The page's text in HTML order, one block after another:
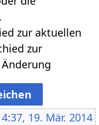
zur aktuellen
zur
19. Mär. 2014